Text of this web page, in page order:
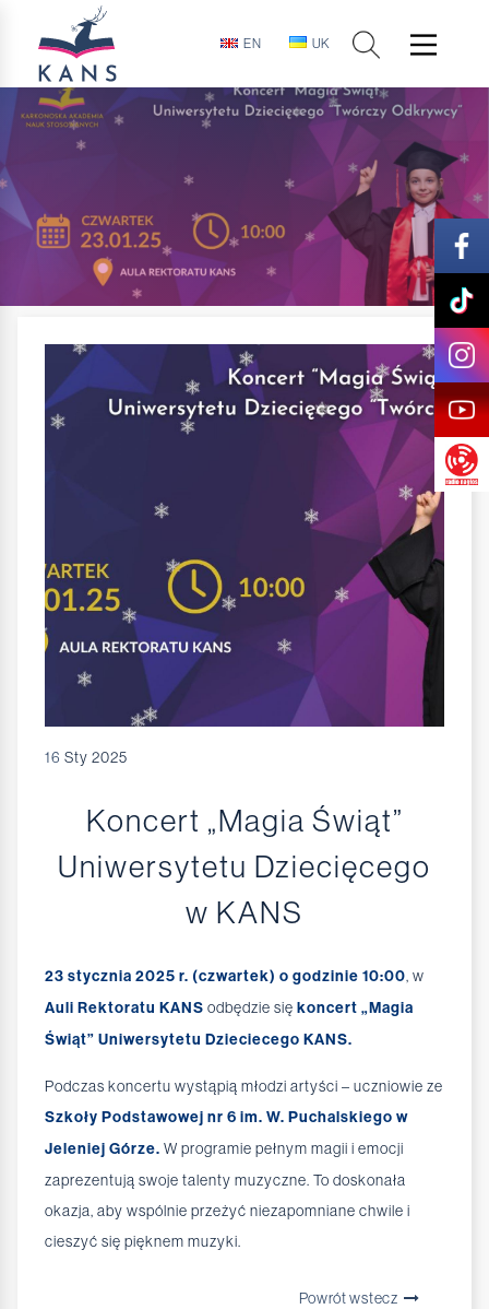
EN UK
16 Sty 2025
Koncert „Magia Świąt”
Uniwersytetu Dziecięcego
w KANS
23 stycznia 2025 r. (czwartek) o godzinie 10:00, w
Auli Rektoratu KANS odbędzie się koncert „Magia
Świąt” Uniwersytetu Dzieciecego KANS.
Podczas koncertu wystąpią młodzi artyści – uczniowie ze
Szkoły Podstawowej nr 6 im. W. Puchalskiego w
Jeleniej Górze. W programie pełnym magii i emocji
zaprezentują swoje talenty muzyczne. To doskonała
okazja, aby wspólnie przeżyć niezapomniane chwile i
cieszyć się pięknem muzyki.
Powrót wstecz